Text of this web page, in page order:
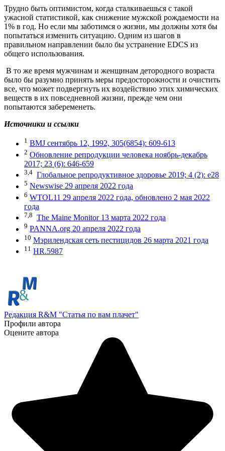
Трудно быть оптимистом, когда сталкиваешься с такой
ужасной статистикой, как снижение мужской рождаемости на
1% в год. Но если мы заботимся о жизни, мы должны хотя бы
попытаться изменить ситуацию. Одним из шагов в
правильном направлении было бы устранение EDCS из
общего использования.
В то же время мужчинам и женщинам детородного возраста
было бы разумно принять меры предосторожности и очистить
все, что может подвергнуть их воздействию этих химических
веществ в их повседневной жизни, прежде чем они
попытаются забеременеть.
Источники и ссылки
1 BMJ сентябрь 12, 1992, 305(6854): 609-613
2 Обновление репродукции человека ноябрь-декабрь
2017; 23 (6): 646-659
3,4 Глобальное репродуктивное здоровье 2019; 4 (2): e28
5 Newswise 29 апреля 2022 года
6 WTOL11 29 апреля 2022 года, обновлено 2 мая 2022
года
7,8 The Maine Monitor 13 марта 2022 года
9 PANNA.org 20 апреля 2022 года
10 Мэрилендская сеть пестицидов 26 марта 2021 года
11 HR.5987
Редакция R&M "Статья по вам плачет"
Профили автора
Оцените автора